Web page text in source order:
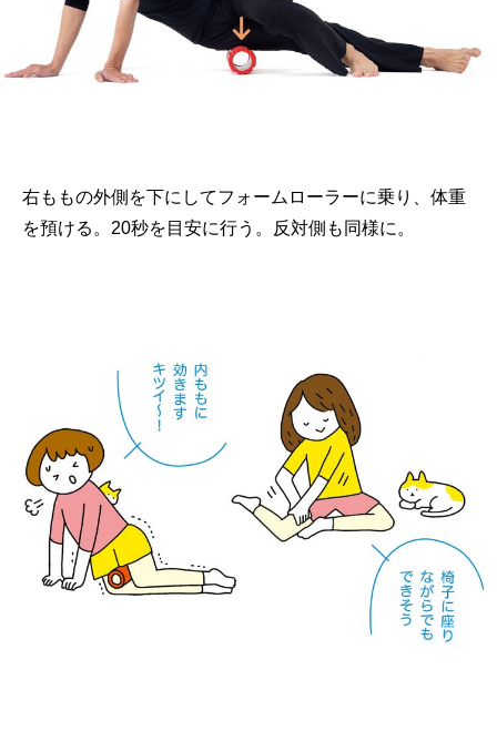
右ももの外側を下にしてフォームローラーに乗り、体重
を預ける。20秒を目安に行う。反対側も同様に。